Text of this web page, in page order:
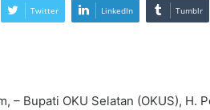
email
Twitter LinkedIn Tumblr
– Bupati OKU Selatan (OKUS),